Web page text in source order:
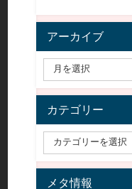
アーカイブ
カテゴリー
メタ情報